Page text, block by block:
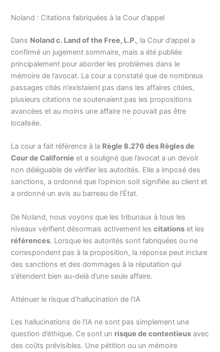
Noland : Citations fabriquées à la Cour d’appel
Dans Noland c. Land of the Free, L.P., la Cour d’appel a
confirmé un jugement sommaire, mais a été publiée
principalement pour aborder les problèmes dans le
mémoire de l’avocat. La cour a constaté que de nombreux
passages cités n’existaient pas dans les affaires citées,
plusieurs citations ne soutenaient pas les propositions
avancées et au moins une affaire ne pouvait pas être
localisée.
La cour a fait référence à la Règle 8.276 des Règles de
Cour de Californie et a souligné que l’avocat a un devoir
non déléguable de vérifier les autorités. Elle a imposé des
sanctions, a ordonné que l’opinion soit signifiée au client et
a ordonné un avis au barreau de l’État.
De Noland, nous voyons que les tribunaux à tous les
niveaux vérifient désormais activement lescitations et les
références. Lorsque les autorités sont fabriquées ou ne
correspondent pas à la proposition, la réponse peut inclure
des sanctions et des dommages à la réputation qui
s’étendent bien au-delà d’une seule affaire.
Atténuer le risque d’hallucination de l’IA
Les hallucinations de l’IA ne sont pas simplement une
question d’éthique. Ce sont un risque de contentieux avec
des coûts prévisibles. Une pétition ou un mémoire